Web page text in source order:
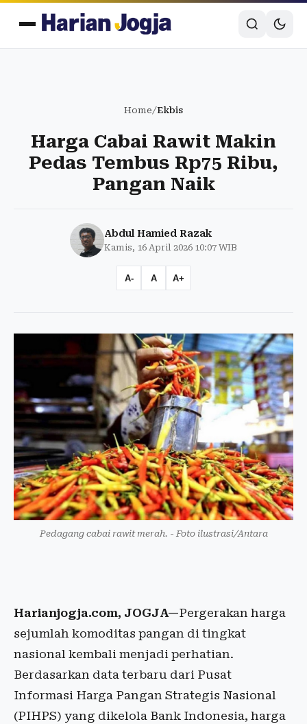
Home/Ekbis
Harga Cabai Rawit Makin
Pedas Tembus Rp75 Ribu,
Pangan Naik
Abdul Hamied Razak
Kamis, 16 April 2026 10:07 WIB
A- A A+
Pedagang cabai rawit merah. - Foto ilustrasi/Antara
Harianjogja.com, JOGJA—Pergerakan harga
sejumlah komoditas pangan di tingkat
nasional kembali menjadi perhatian.
Berdasarkan data terbaru dari Pusat
Informasi Harga Pangan Strategis Nasional
(PIHPS) yang dikelola Bank Indonesia, harga